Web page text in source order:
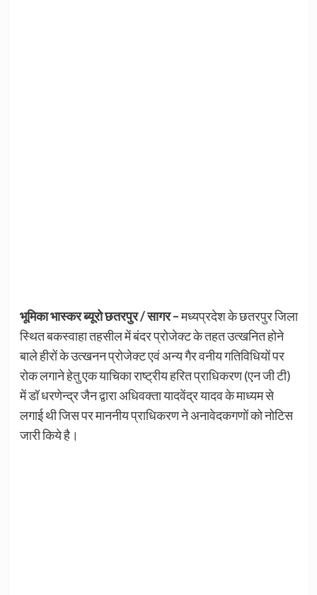
भूमिका भास्कर ब्यूरो छतरपुर / सागर –मध्यप्रदेश के छतरपुर जिला
स्थित बकस्वाहा तहसील में बंदर प्रोजेक्ट के तहत उत्खनित होने
बाले हीरों के उत्खनन प्रोजेक्ट एवं अन्य गैर वनीय गतिविधियों पर
रोक लगाने हेतु एक याचिका राष्ट्रीय हरित प्राधिकरण (एन जी टी)
में डॉ धरणेन्द्र जैन द्वारा अधिवक्ता यादवेंद्र यादव के माध्यम से
लगाई थी जिस पर माननीय प्राधिकरण ने अनावेदकगणों को नोटिस
जारी किये है।